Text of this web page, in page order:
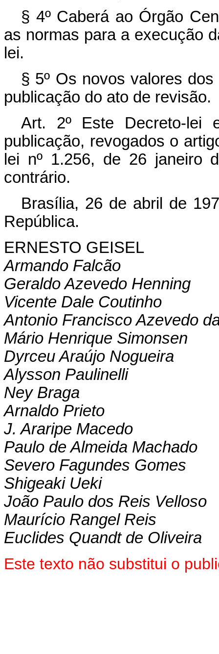
§ 4º Caberá ao Órgão
as normas para a execução
lei.
§ 5º Os novos valores
publicação do ato de revisão.
Art. 2º Este Decreto-lei
publicação, revogados o
lei nº 1.256, de 26 janeiro
contrário.
Brasília, 26 de abril de
República.
ERNESTO GEISEL
Armando Falcão
Geraldo Azevedo Henning
Vicente Dale Coutinho
Antonio Francisco Azevedo
Mário Henrique Simonsen
Dyrceu Araújo Nogueira
Alysson Paulinelli
Ney Braga
Arnaldo Prieto
J. Araripe Macedo
Paulo de Almeida Machado
Severo Fagundes Gomes
Shigeaki Ueki
João Paulo dos Reis Velloso
Maurício Rangel Reis
Euclides Quandt de Oliveira
Este texto não substitui o